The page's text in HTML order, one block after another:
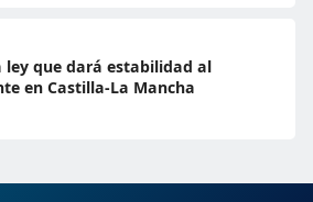
ley que dará estabilidad al
en Castilla-La Mancha